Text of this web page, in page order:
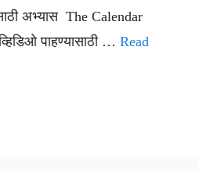
अभ्यास The Calendar
पाहण्यासाठी … Read